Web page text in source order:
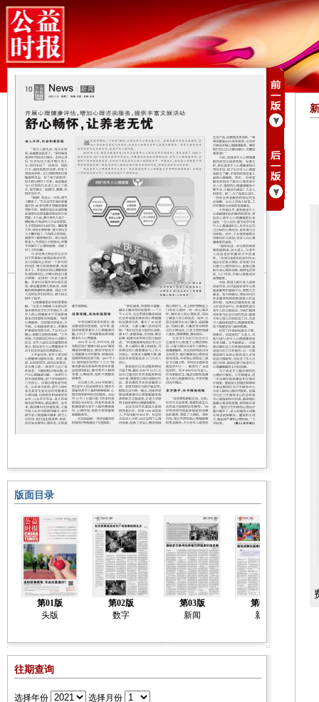
版面目录
第01版
头版
第02版
数字
第03版
新闻
第04版
新闻
往期查询
选择年份 选择月份